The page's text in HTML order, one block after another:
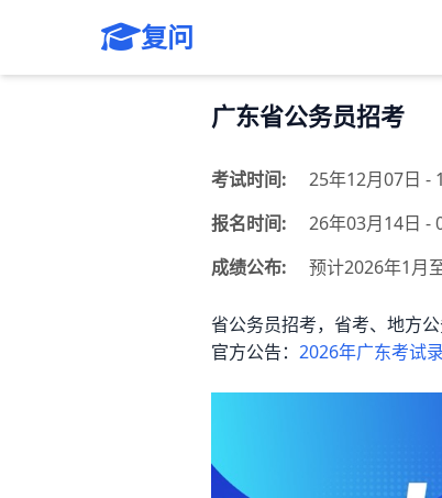
复问
广东省公务员招考
考试时间:
25年12月07日 -
报名时间:
26年03月14日 -
成绩公布:
预计2026年1月
省公务员招考，省考、地方公
官方公告： 2026年广东考试